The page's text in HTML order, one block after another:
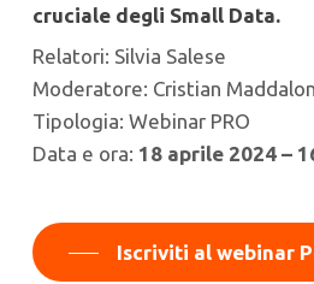
cruciale degli Small Data.
Relatori: Silvia Salese
Moderatore: Cristian
Tipologia: Webinar PRO
Data e ora: 18 aprile 2024 –
Iscriviti al webinar